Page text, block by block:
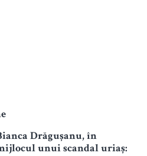
Drăgușanu, în
unui scandal uriaș: